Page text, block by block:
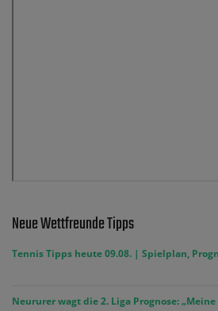
Neue Wettfreunde Tipps
Tennis Tipps heute 09.08. | Spielplan,
Neururer wagt die 2. Liga Prognose: